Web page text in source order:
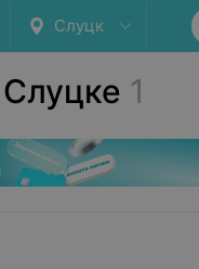
Слуцк
1